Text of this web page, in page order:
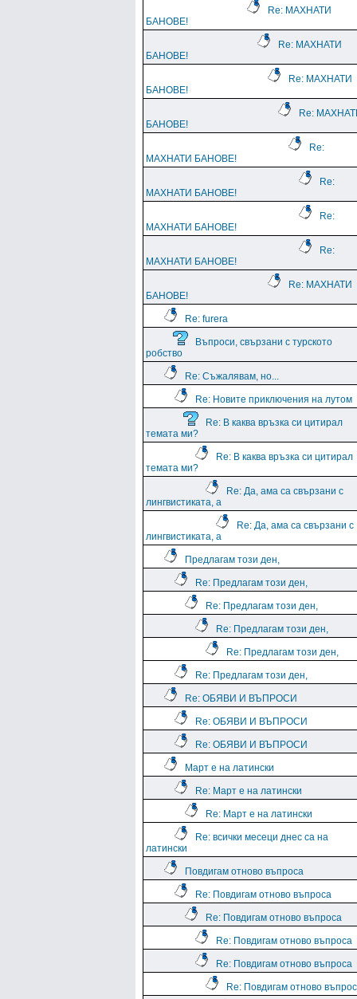
Re: МАХНАТИ
БАНОВЕ!
Re: МАХНАТИ
БАНОВЕ!
Re: МАХНАТИ
БАНОВЕ!
Re:
БАНОВЕ!
Re:
МАХНАТИ БАНОВЕ!
Re:
МАХНАТИ БАНОВЕ!
Re:
МАХНАТИ БАНОВЕ!
Re:
МАХНАТИ БАНОВЕ!
Re: МАХНАТИ
БАНОВЕ!
Re: furera
Въпроси, свързани с турското
робство
Re: Съжалявам, но...
Re: Новите приключения на лутом
Re: В каква връзка си цитирал
темата ми?
Re: В каква връзка си цитирал
темата ми?
Re: Да, ама са свързани с
лингвистиката, а
Re: Да, ама са свързани с
лингвистиката, а
Предлагам този ден,
Re: Предлагам този ден,
Re: Предлагам този ден,
Re: Предлагам този ден,
Re: Предлагам този ден,
Re: Предлагам този ден,
Re: ОБЯВИ И ВЪПРОСИ
Re: ОБЯВИ И ВЪПРОСИ
Re: ОБЯВИ И ВЪПРОСИ
Март е на латински
Re: Март е на латински
Re: Март е на латински
Re: всички месеци днес са на
латински
Повдигам отново въпроса
Re: Повдигам отново въпроса
Re: Повдигам отново въпроса
Re: Повдигам отново въпроса
Re: Повдигам отново въпроса
Re: Повдигам отново